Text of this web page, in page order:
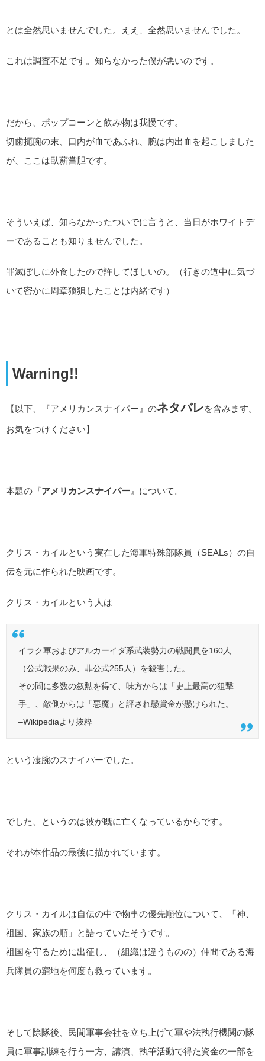
とは全然思いませんでした。ええ、全然思いませんでした。
これは調査不足です。知らなかった僕が悪いのです。
だから、ポップコーンと飲み物は我慢です。
切歯扼腕の末、口内が血であふれ、腕は内出血を起こしました
が、ここは臥薪嘗胆です。
そういえば、知らなかったついでに言うと、当日がホワイトデ
ーであることも知りませんでした。
罪滅ぼしに外食したので許してほしいの。（行きの道中に気づ
いて密かに周章狼狽したことは内緒です）
Warning!!
【以下、『アメリカンスナイパー』のネタバレを含みます。
お気をつけください】
本題の『アメリカンスナイパー 』について。
クリス・カイルという実在した海軍特殊部隊員（SEALs）の自
伝を元に作られた映画です。
クリス・カイルという人は
イラク軍およびアルカーイダ系武装勢力の戦闘員を160人
（公式戦果のみ、非公式255人）を殺害した。
その間に多数の叙勲を得て、味方からは「史上最高の狙撃
手」、敵側からは「悪魔」と評され懸賞金が懸けられた。
–Wikipediaより抜粋
という凄腕のスナイパーでした。
でした、というのは彼が既に亡くなっているからです。
それが本作品の最後に描かれています。
クリス・カイルは自伝の中で物事の優先順位について、「神、
祖国、家族の順」と語っていたそうです。
祖国を守るために出征し、（組織は違うものの）仲間である海
兵隊員の窮地を何度も救っています。
そして除隊後、民間軍事会社を立ち上げて軍や法執行機関の隊
員に軍事訓練を行う一方、講演、執筆活動で得た資金の一部を